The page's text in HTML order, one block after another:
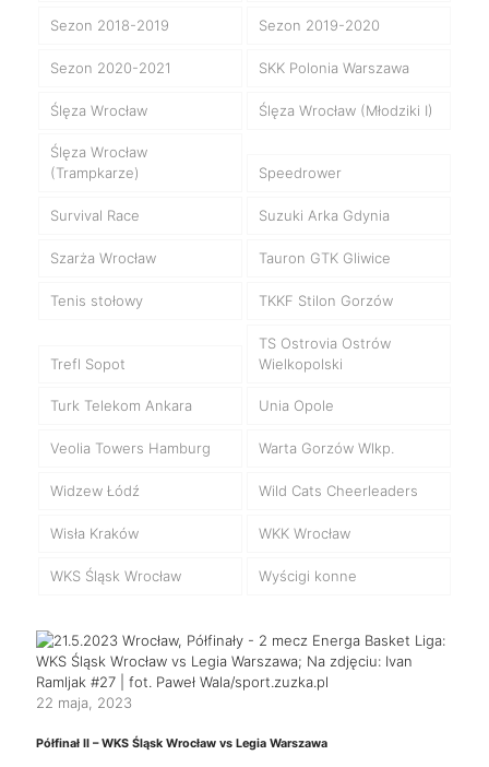
Sezon 2018-2019 Sezon 2019-2020
Sezon 2020-2021 SKK Polonia Warszawa
Ślęza Wrocław Ślęza Wrocław (Młodziki I)
Ślęza Wrocław
(Trampkarze)
Speedrower
Survival Race Suzuki Arka Gdynia
Szarża Wrocław Tauron GTK Gliwice
Tenis stołowy TKKF Stilon Gorzów
Trefl Sopot
TS Ostrovia Ostrów
Wielkopolski
Turk Telekom Ankara Unia Opole
Veolia Towers Hamburg Warta Gorzów Wlkp.
Widzew Łódź Wild Cats Cheerleaders
Wisła Kraków WKK Wrocław
WKS Śląsk Wrocław Wyścigi konne
22 maja, 2023
Półfinał II – WKS Śląsk Wrocław vs Legia Warszawa